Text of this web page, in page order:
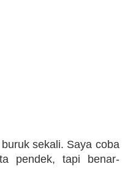
sekali. Saya coba
pendek, tapi benar-